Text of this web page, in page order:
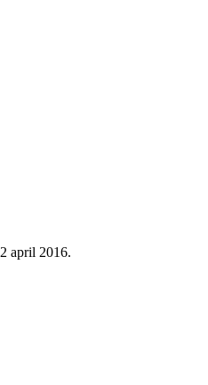
april 2016.